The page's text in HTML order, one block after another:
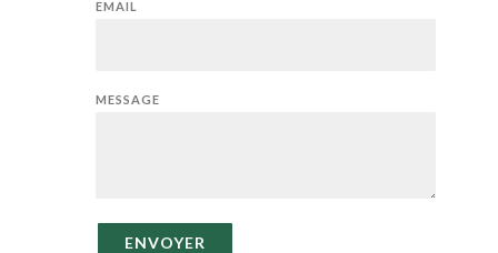
EMAIL
MESSAGE
ENVOYER